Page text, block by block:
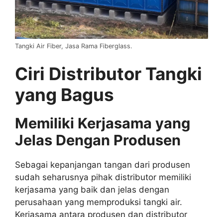
Tangki Air Fiber, Jasa Rama Fiberglass.
Ciri Distributor Tangki
yang Bagus
Memiliki Kerjasama yang
Jelas Dengan Produsen
Sebagai kepanjangan tangan dari produsen
sudah seharusnya pihak distributor memiliki
kerjasama yang baik dan jelas dengan
perusahaan yang memproduksi tangki air.
Kerjasama antara produsen dan distributor